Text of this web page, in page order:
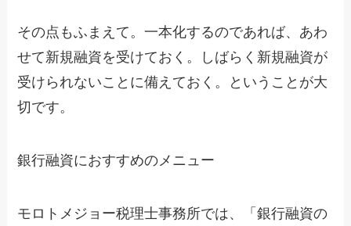
その点もふまえて。一本化するのであれば、あわ
せて新規融資を受けておく。しばらく新規融資が
受けられないことに備えておく。ということが大
切です。
銀行融資におすすめのメニュー
モロトメジョー税理士事務所では、「銀行融資の